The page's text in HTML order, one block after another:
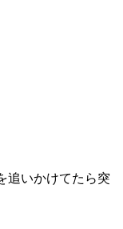
追いかけてたら突